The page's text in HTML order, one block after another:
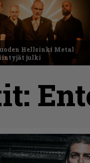
Hellsinki Metal
julki